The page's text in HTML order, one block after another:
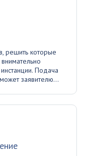
решить которые
Подача
заявителю...